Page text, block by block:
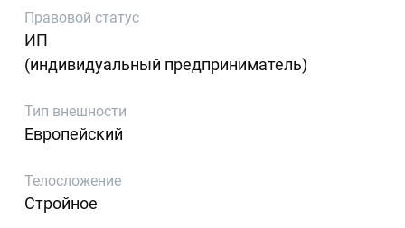
Правовой статус
ИП
(индивидуальный предприниматель)
Тип внешности
Европейский
Телосложение
Стройное